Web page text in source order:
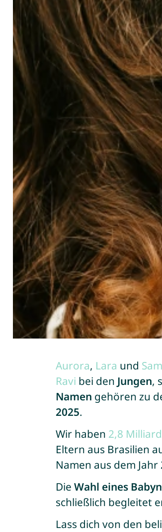
Aurora, Lara und
Ravi bei den Jungen,
Namen gehören zu
2025.
Wir haben 2,8
Eltern aus Brasilien
Namen aus dem
Die Wahl eines
schließlich begleitet
Lass dich von den